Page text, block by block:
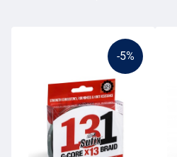
-5%